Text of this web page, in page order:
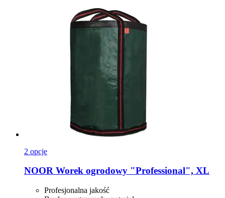
2 opcje
NOOR Worek ogrodowy "Professional", XL
Profesjonalna jakość